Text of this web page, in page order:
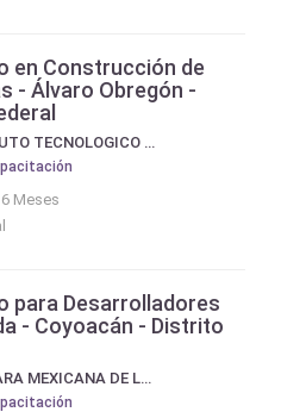
en Construcción de
- Álvaro Obregón -
ITC - INSTITUTO TECNOLOGICO DE LA CONSTRUCCION
Meses
para Desarrolladores
- Coyoacán - Distrito
CMIC - CAMARA MEXICANA DE LA INDUSTRIA DE LA CONSTRUCCION